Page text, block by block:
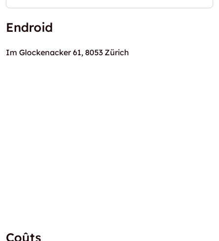
Endroid
Im Glockenacker 61, 8053 Zürich
Coûts